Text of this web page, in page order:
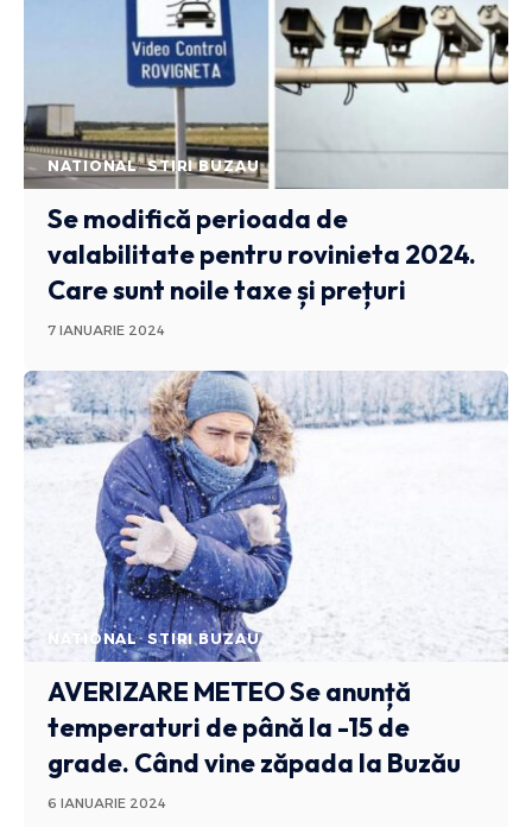
NATIONAL STIRI BUZAU
Se modifică perioada de
valabilitate pentru rovinieta 2024.
Care sunt noile taxe și prețuri
7 IANUARIE 2024
NATIONAL STIRI BUZAU
AVERIZARE METEOSe anunță
temperaturi de până la -15 de
grade. Când vine zăpada la Buzău
6 IANUARIE 2024